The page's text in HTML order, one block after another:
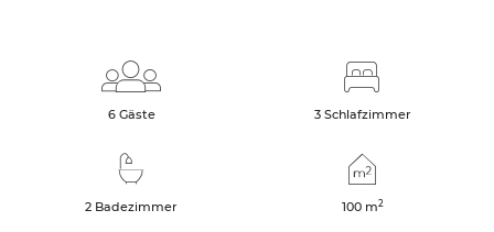
6 Gäste 3 Schlafzimmer
2 Badezimmer 100 m2